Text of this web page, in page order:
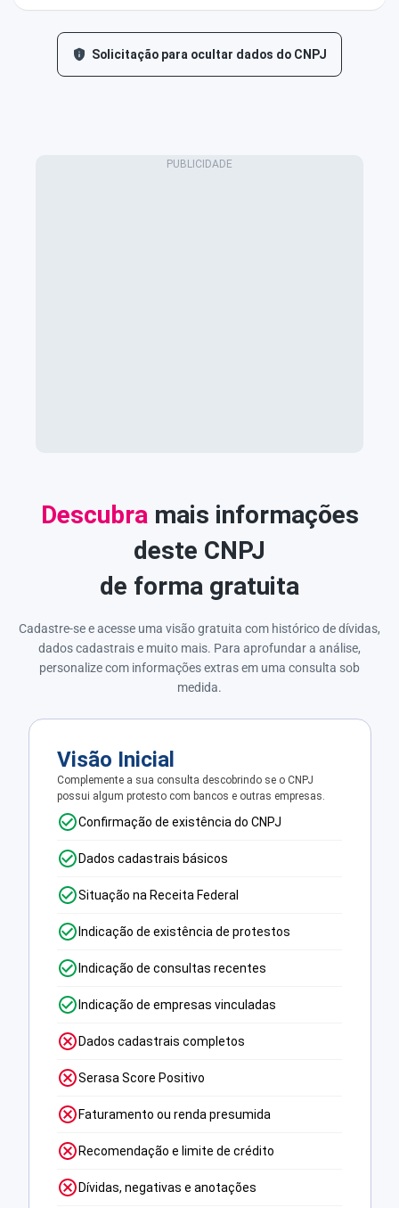
Solicitação para ocultar dados do CNPJ
Descubra mais informações
deste CNPJ
de forma gratuita
Cadastre-se e acesse uma visão gratuita com histórico de dívidas,
dados cadastrais e muito mais. Para aprofundar a análise,
personalize com informações extras em uma consulta sob
medida.
Visão Inicial
Complemente a sua consulta descobrindo se o CNPJ
possui algum protesto com bancos e outras empresas.
Confirmação de existência do CNPJ
Dados cadastrais básicos
Situação na Receita Federal
Indicação de existência de protestos
Indicação de consultas recentes
Indicação de empresas vinculadas
Dados cadastrais completos
Serasa Score Positivo
Faturamento ou renda presumida
Recomendação e limite de crédito
Dívidas, negativas e anotações